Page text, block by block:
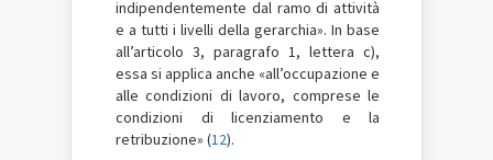
indipendentemente dal ramo di attività
e a tutti i livelli della gerarchia». In base
all’articolo 3, paragrafo 1, lettera c),
essa si applica anche «all’occupazione e
alle condizioni di lavoro, comprese le
condizioni di licenziamento e la
retribuzione» (12).